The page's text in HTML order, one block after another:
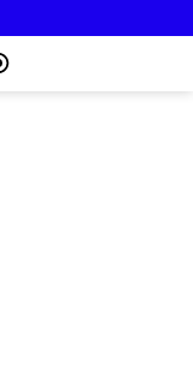
Peureulak Barat